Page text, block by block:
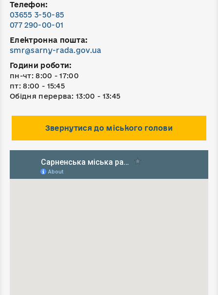
Телефон:
03655 3-50-85
077 290-00-01
Електронна пошта:
smr@sarny-rada.gov.ua
Години роботи:
пн-чт: 8:00 - 17:00
пт: 8:00 - 15:45
Обідня перерва: 13:00 - 13:45
Звернутися до міського голови